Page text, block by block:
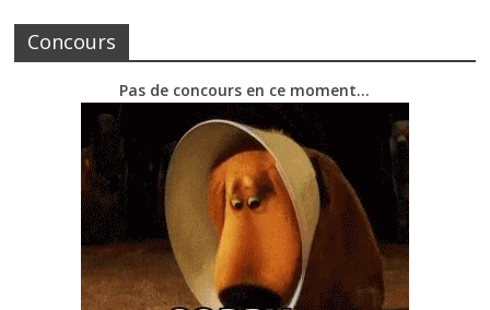
Concours
Pas de concours en ce moment…